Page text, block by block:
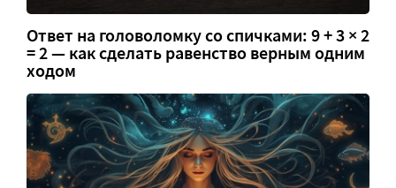
Ответ на головоломку со спичками: 9 + 3 × 2
= 2 — как сделать равенство верным одним
ходом